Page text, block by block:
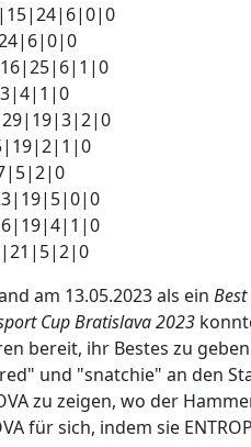
am 13.05.2023 als ein
Cup Bratislava 2023
bereit, ihr Bestes zu
und "snatchie" an den
zu zeigen, wo der
für sich, indem sie